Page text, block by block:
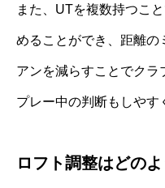
また、UTを複数持つこ
めることができ、距離の
アンを減らすことでクラ
プレー中の判断もしやす
ロフト調整はどの